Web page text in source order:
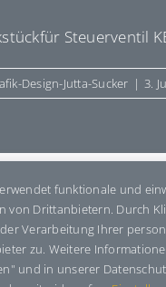
Steuerventil
Design-Jutta-Sucker | 3.
This Story,
funktionale und
von Drittanbietern. Durch
Verarbeitung Ihrer
zu. Weitere
und in unserer